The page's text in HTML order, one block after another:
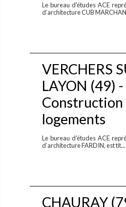
Le bureau d'études ACE
d’architecture CUB
VERCHERS
LAYON (49) -
Construction
logements
Le bureau d'études ACE
d’architecture FARDIN, est tit...
CHAURAY